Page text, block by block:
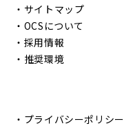
・ サイトマップ
・ OCSについて
・ 採用情報
・ 推奨環境
・ プライバシーポリシー